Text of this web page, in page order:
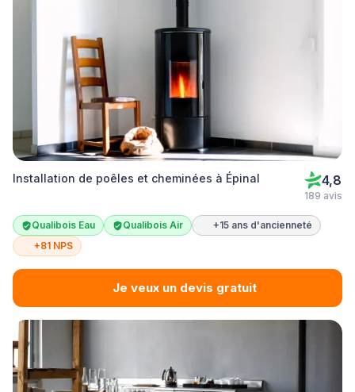
Installation de poêles et cheminées à Épinal 4,8
189 avis
Qualibois Eau Qualibois Air
+15 ans d'ancienneté
+81 NPS
Je veux un devis gratuit